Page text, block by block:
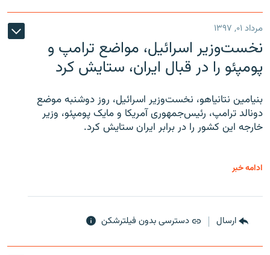
مرداد ۰۱, ۱۳۹۷
نخست‌وزیر اسرائیل، مواضع ترامپ و
پومپئو را در قبال ایران، ستایش کرد
بنیامین نتانیاهو، نخست‌وزیر اسرائیل، روز دوشنبه موضع
دونالد ترامپ، رئیس‌جمهوری آمریکا و مایک پومپئو، وزیر
خارجه این کشور را در برابر ایران ستایش کرد.
ادامه خبر
ارسال دسترسی بدون فیلترشکن